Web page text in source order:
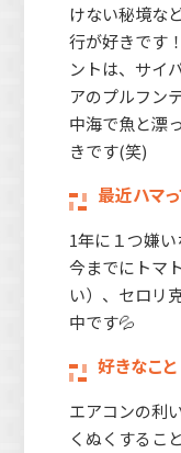
けない秘境な
行が好きです
ントは、サイ
アのプルフン
中海で魚と漂
きです(笑)
最近ハマ
1年に１つ嫌
今までにトマ
い）、セロリ
中です💦
好きなこと
エアコンの利
くぬくするこ